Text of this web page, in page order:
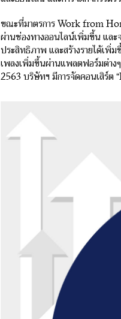
ขณะที่มาตรการ Work from
ผ่านช่องทางออนไลน์เพิ่มขึ้น แล
ประสิทธิภาพ และสร้างรายได้เพิ่
เพลงเพิ่มขึ้นผ่านแพลตฟอร์มต่าง
2563 บริษัทฯ มีการจัดคอนเสิร์ต